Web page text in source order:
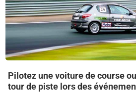
Pilotez une voiture de course
tour de piste lors des